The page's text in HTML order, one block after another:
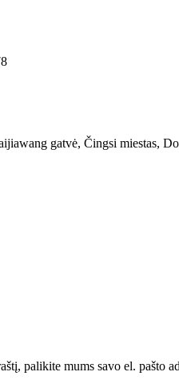
gatvė, Čingsi miestas,
palikite mums savo el. pašto